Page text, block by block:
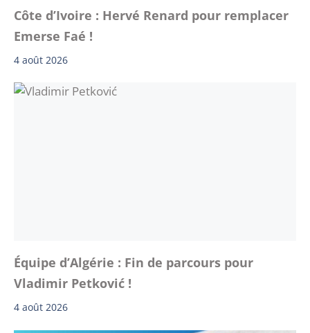
Côte d’Ivoire : Hervé Renard pour remplacer
Emerse Faé !
4 août 2026
Équipe d’Algérie : Fin de parcours pour
Vladimir Petković !
4 août 2026